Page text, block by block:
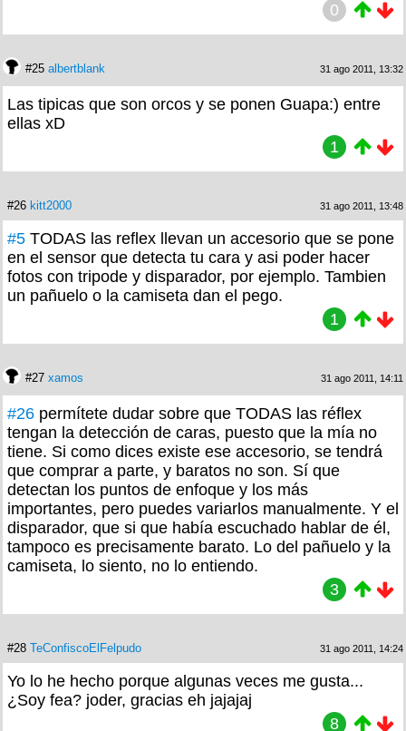
0
#25 albertblank 31 ago 2011, 13:32
Las tipicas que son orcos y se ponen Guapa:) entre
ellas xD
1
#26 kitt2000 31 ago 2011, 13:48
#5 TODAS las reflex llevan un accesorio que se pone
en el sensor que detecta tu cara y asi poder hacer
fotos con tripode y disparador, por ejemplo. Tambien
un pañuelo o la camiseta dan el pego.
1
#27 xamos 31 ago 2011, 14:11
#26 permítete dudar sobre que TODAS las réflex
tengan la detección de caras, puesto que la mía no
tiene. Si como dices existe ese accesorio, se tendrá
que comprar a parte, y baratos no son. Sí que
detectan los puntos de enfoque y los más
importantes, pero puedes variarlos manualmente. Y el
disparador, que si que había escuchado hablar de él,
tampoco es precisamente barato. Lo del pañuelo y la
camiseta, lo siento, no lo entiendo.
3
#28 TeConfiscoElFelpudo 31 ago 2011, 14:24
Yo lo he hecho porque algunas veces me gusta...
¿Soy fea? joder, gracias eh jajajaj
8